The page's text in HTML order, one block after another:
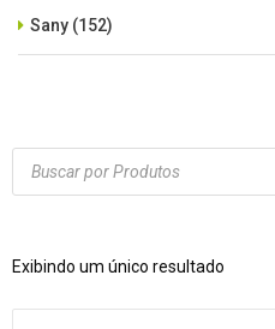
Sany (152)
Zoomlion(84)
Products
search
Exibindo um único resultado